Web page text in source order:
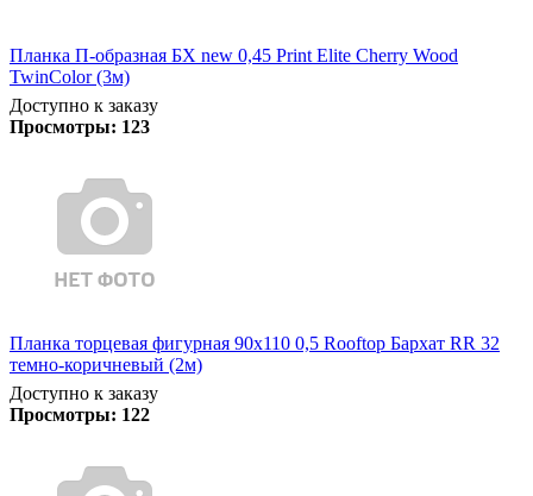
Планка П-образная БХ new 0,45 Print Elite Cherry Wood
TwinColor (3м)
Доступно к заказу
Просмотры: 123
Планка торцевая фигурная 90х110 0,5 Rooftop Бархат RR 32
темно-коричневый (2м)
Доступно к заказу
Просмотры: 122